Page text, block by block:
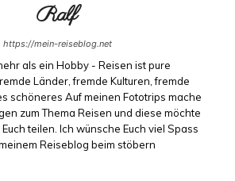
Ralf
https://mein-reiseblog.net
als ein Hobby - Reisen ist pure
Länder, fremde Kulturen, fremde
schöneres Auf meinen Fototrips mache
zum Thema Reisen und diese möchte
teilen. Ich wünsche Euch viel Spass
Reiseblog beim stöbern